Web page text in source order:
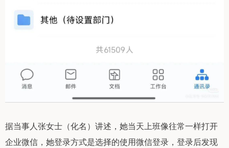
据当事人张女士（化名）讲述，她当天上班像往常一样打开
企业微信，她登录方式是选择的使用微信登录，登录后发现